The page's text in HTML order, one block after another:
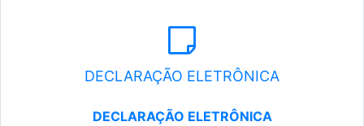
DECLARAÇÃO ELETRÔNICA
DECLARAÇÃO ELETRÔNICA